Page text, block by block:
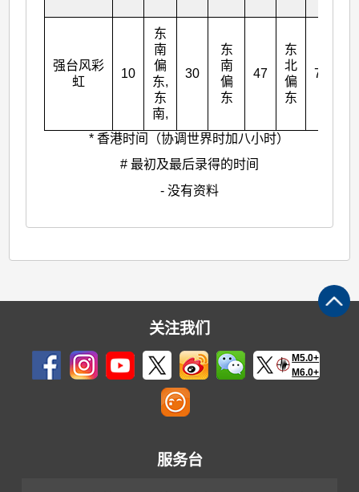
强台风彩
虹
10
东
南
偏
东,
东
南,
30
东
南
偏
东
47
东
北
偏
东
72
* 香港时间（协调世界时加八小时）
# 最初及最后录得的时间
- 没有资料
关注我们
M5.0+
M6.0+
服务台